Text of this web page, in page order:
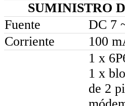
SUMINISTRO
Fuente
DC 7
Corriente
100
1 x
1 x
de 2